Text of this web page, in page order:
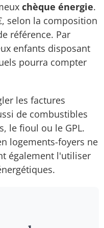
chèque énergie.
selon la composition
référence. Par
enfants disposant
pourra compter
les factures
de combustibles
le fioul ou le GPL.
logements-foyers ne
également l'utiliser